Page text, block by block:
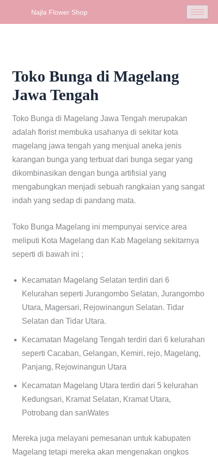
Najla Flower Shop
Toko Bunga di Magelang
Jawa Tengah
Toko Bunga di Magelang Jawa Tengah merupakan
adalah florist membuka usahanya di sekitar kota
magelang jawa tengah yang menjual aneka jenis
karangan bunga yang terbuat dari bunga segar yang
dikombinasikan dengan bunga artifisial yang
mengabungkan menjadi sebuah rangkaian yang sangat
indah yang sedap di pandang mata.
Toko Bunga Magelang ini mempunyai service area
meliputi Kota Magelang dan Kab Magelang sekitarnya
seperti di bawah ini ;
Kecamatan Magelang Selatan terdiri dari 6
Kelurahan seperti Jurangombo Selatan, Jurangombo
Utara, Magersari, Rejowinangun Selatan. Tidar
Selatan dan Tidar Utara.
Kecamatan Magelang Tengah terdiri dari 6 kelurahan
seperti Cacaban, Gelangan, Kemiri, rejo, Magelang,
Panjang, Rejowinangun Utara
Kecamatan Magelang Utara terdiri dari 5 kelurahan
Kedungsari, Kramat Selatan, Kramat Utara,
Potrobang dan sanWates
Mereka juga melayani pemesanan untuk kabupaten
Magelang tetapi mereka akan mengenakan ongkos